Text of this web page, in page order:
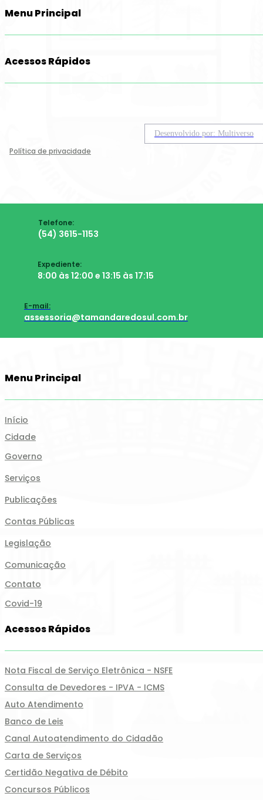
Menu Principal
Acessos Rápidos
Política de privacidade
Desenvolvido por: Multiverso
Telefone:
(54) 3615-1153
Expediente:
8:00 às 12:00 e 13:15 às 17:15
E-mail:
assessoria@tamandaredosul.com.br
Menu Principal
Início
Cidade
Governo
Serviços
Publicações
Contas Públicas
Legislação
Comunicação
Contato
Covid-19
Acessos Rápidos
Nota Fiscal de Serviço Eletrônica - NSFE
Consulta de Devedores - IPVA - ICMS
Auto Atendimento
Banco de Leis
Canal Autoatendimento do Cidadão
Carta de Serviços
Certidão Negativa de Débito
Concursos Públicos